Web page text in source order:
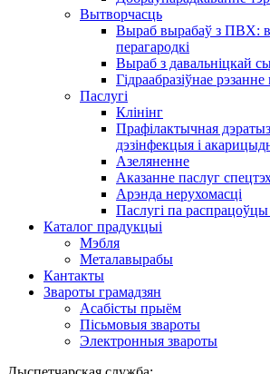
Вытворчасць
Выраб вырабаў з ПВХ:
перагародкі
Выраб з давальніцкай
Гідраабразіўнае
Паслугі
Клінінг
Прафілактычная
дэзінфекцыя і
Азеляненне
Аказанне паслуг
Арэнда нерухомасці
Паслугі па распрацоўцы
Каталог прадукцыі
Мэбля
Металавырабы
Кантакты
Звароты грамадзян
Асабісты прыём
Пісьмовыя звароты
Электронныя звароты